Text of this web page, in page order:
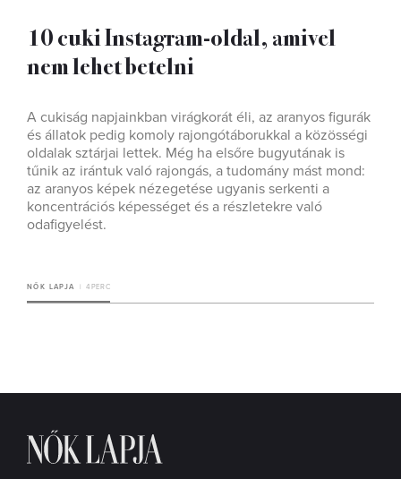
10 cuki Instagram-oldal, amivel
nem lehet betelni
A cukiság napjainkban virágkorát éli, az aranyos figurák
és állatok pedig komoly rajongótáborukkal a közösségi
oldalak sztárjai lettek. Még ha elsőre bugyutának is
tűnik az irántuk való rajongás, a tudomány mást mond:
az aranyos képek nézegetése ugyanis serkenti a
koncentrációs képességet és a részletekre való
odafigyelést.
NŐK LAPJA 4 PERC